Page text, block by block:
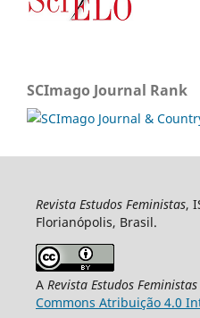
SCImago Journal Rank
Revista Estudos Feministas,
Florianópolis, Brasil.
A Revista Estudos Feministas
Commons Atribuição 4.0